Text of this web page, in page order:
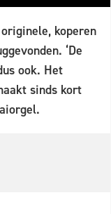
koperen
‘De
ook. Het
sinds kort